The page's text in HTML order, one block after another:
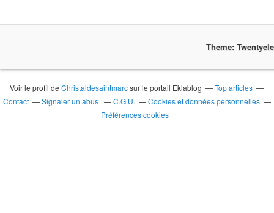
Theme:
Voir le profil deChristaldesaintmarcsur le portail Eklablog
Top articles
Contact
Signaler un abus C.G.U.
Cookies et données personnelles
Préférences cookies